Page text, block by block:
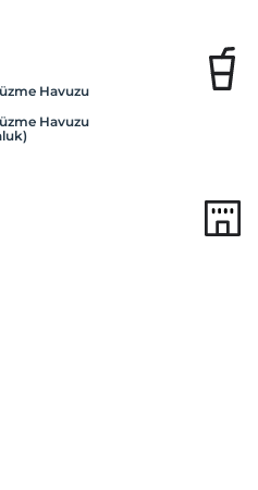
Havuzu
Havuzu